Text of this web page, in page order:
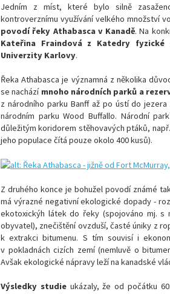
Jedním z míst, které bylo silně
kontroverznímu využívání velkého množství
povodí řeky Athabasca v Kanadě. Na
Kateřina Fraindová z Katedry
Univerzity Karlovy.
Řeka Athabasca je významná z několika
se nachází mnoho národních parků a
z národního parku Banff až po ústí do
národním parku Wood Buffallo. Národní
důležitým koridorem stěhovavých ptáků,
jeho populace čítá pouze okolo 400 kusů).
Z druhého konce je bohužel povodí známé
má výrazné negativní ekologické dopady -
ekotoxickýh látek do řeky (spojováno mj. s
obyvatel), znečištění ovzduší, časté úniky z
k extrakci bitumenu. S tím souvisí i
v pokladnách cizích zemí (nemluvě o
Avšak ekologické nápravy leží na kanadské
Výsledky studieukázaly, že od počátku